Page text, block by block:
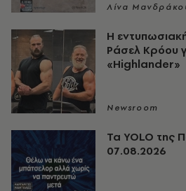
Λίνα
Η
Ράσελ Κρόου
«Highlander»
Newsroom
Τα YOLO της
07.08.2026